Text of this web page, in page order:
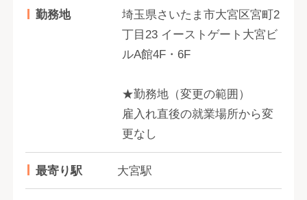
勤務地
埼玉県さいたま市大宮区宮町2
丁目23 イーストゲート大宮ビ
ルA館4F・6F
★勤務地（変更の範囲）
雇入れ直後の就業場所から変
更なし
最寄り駅 大宮駅